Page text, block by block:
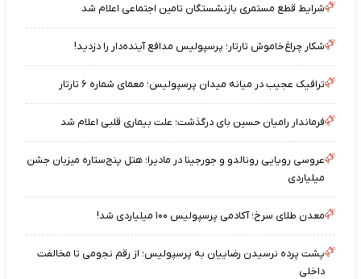
شرایط قطع مستمری بازنشستگان تامین اجتماعی اعلام شد
شکار چراغ‌خاموش تارتار؛ پرسپولیس مدافع آینده‌دار را دزدید!
ترافیک عجیب در میانه میدان پرسپولیس؛ معمای شماره ۶ تارتار
فرماندار رامیان حسین بای درگذشت؛ علت بیماری قلبی اعلام شد
عروسی رویایی رونالدو و جورجینا در مادیرا؛ هتل پنج‌ستاره میزبان جشن
میلیاردی
معدن طلای سرخ؛ آکادمی پرسپولیس ۱۰۰ میلیاردی شد!
پشت پرده نرسیدن رضاییان به پرسپولیس؛ از رقم نجومی تا مخالفت
داخلی